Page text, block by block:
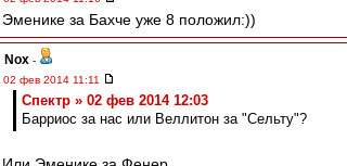
Эменике за Бахче уже 8 положил:))
Nox -
02 фев 2014 11:11
Спектр » 02 фев 2014 12:03
Барриос за нас или Веллитон за "Сельту"?